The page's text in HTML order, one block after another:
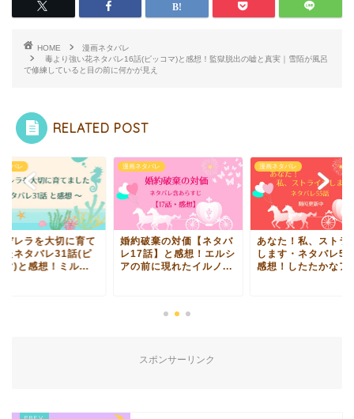
HOME
漫画ネタバレ
毒より強い花ネタバレ16話(ピッコマ)と感想！監獄脱出の嘘と真実｜雪陌が風呂
で修練していると目の前に何かが見え
RELATED POST
タバレ
デレラを大切に育て
たネタバレ31話(ピ
マ)と感想！ミル...
漫画ネタバレ
婚約破棄の対価【ネタバ
レ17話】と感想！エルシ
アの前に現れたイルノ...
漫画ネタバレ
あなた！私、ストラ
します・ネタバレ55
感想！したたかなア
スポンサーリンク